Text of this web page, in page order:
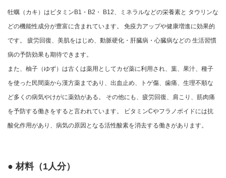
牡蠣（カキ）はビタミンB1・B2・ B12、ミネラルなどの栄養素と タウリンな
どの機能性成分が豊富に含まれています。 免疫力アップや健康増進に効果的
です。 疲労回復、美肌をはじめ、動脈硬化・肝臓病・心臓病などの 生活習慣
病の予防効果も期待できます。
また、柚子（ゆず）は古くは薬用としてカゼ薬に利用され、葉、果汁、種子
を使った民間薬から漢方薬まであり、出血止め、トゲ傷、歯痛、生理不順な
ど多くの病気やけがに薬効がある。 その他にも、疲労回復、肩こり、筋肉痛
を予防する働きをすると言われています。 ビタミンCやフラノボイドには抗
酸化作用があり、病気の原因となる活性酸素を消去する働きがあります。
● 材料（1人分）